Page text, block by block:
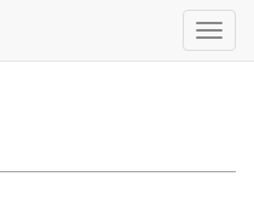
Toggle